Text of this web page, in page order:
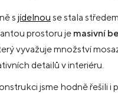
s jídelnou se stala
prostoru je masivní
vyvažuje množství
detailů v interiéru.
jsme hodně řešili i